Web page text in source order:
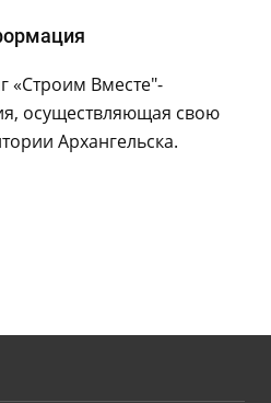
«Строим Вместе"-
осуществляющая свою
Архангельска.